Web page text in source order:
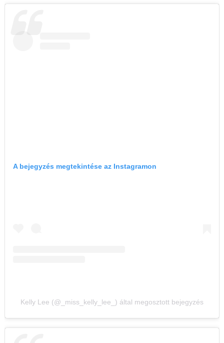
A bejegyzés megtekintése az Instagramon
Kelly Lee (@_miss_kelly_lee_) által megosztott bejegyzés